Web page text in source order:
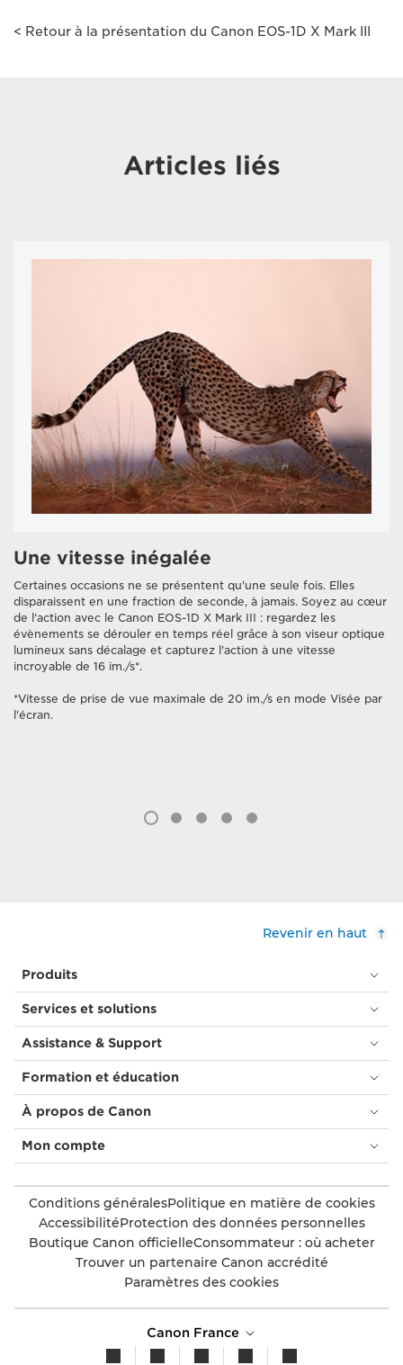
< Retour à la présentation du Canon EOS-1D X Mark III
Articles liés
Une vitesse inégalée
Certaines occasions ne se présentent qu'une seule fois. Elles
disparaissent en une fraction de seconde, à jamais. Soyez au cœur
de l'action avec le Canon EOS-1D X Mark III : regardez les
évènements se dérouler en temps réel grâce à son viseur optique
lumineux sans décalage et capturez l'action à une vitesse
incroyable de 16 im./s*.
*Vitesse de prise de vue maximale de 20 im./s en mode Visée par
l'écran.
Revenir en haut
Produits
Services et solutions
Assistance & Support
Formation et éducation
À propos de Canon
Mon compte
Conditions généralesPolitique en matière de cookies
AccessibilitéProtection des données personnelles
Boutique Canon officielleConsommateur : où acheter
Trouver un partenaire Canon accrédité
Paramètres des cookies
Canon France